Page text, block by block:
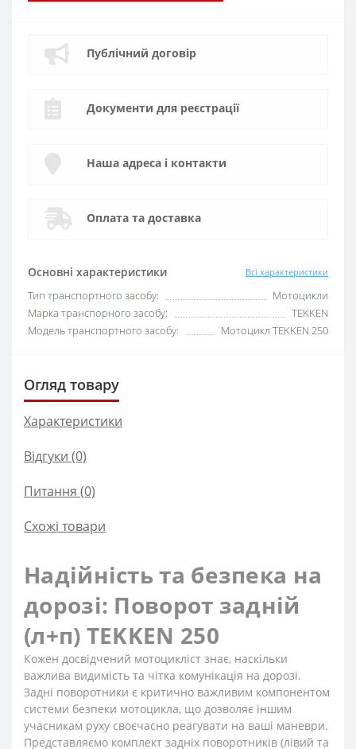
Основні характеристики Всі характеристики
Тип транспортного засобу:
Мотоцикли
Марка транспорного засобу:
TEKKEN
Модель транспортного засобу:
Мотоцикл TEKKEN 250
Публічний договір
Документи для реєстрації
Наша адреса і контакти
Оплата та доставка
Огляд товару
Характеристики
Відгуки (0)
Питання (0)
Схожі товари
Надійність та безпека на
дорозі: Поворот задній
(л+п) TEKKEN 250
Кожен досвідчений мотоцикліст знає, наскільки
важлива видимість та чітка комунікація на дорозі.
Задні поворотники є критично важливим компонентом
системи безпеки мотоцикла, що дозволяє іншим
учасникам руху своєчасно реагувати на ваші маневри.
Представляємо комплект задніх поворотників (лівий та